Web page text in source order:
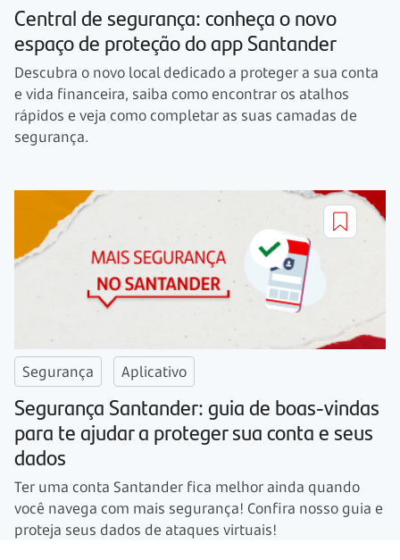
Central de segurança: conheça o novo
espaço de proteção do app Santander
Descubra o novo local dedicado a proteger a sua conta
e vida financeira, saiba como encontrar os atalhos
rápidos e veja como completar as suas camadas de
segurança.
Segurança Aplicativo
Segurança Santander: guia de boas-vindas
para te ajudar a proteger sua conta e seus
dados
Ter uma conta Santander fica melhor ainda quando
você navega com mais segurança! Confira nosso guia e
proteja seus dados de ataques virtuais!